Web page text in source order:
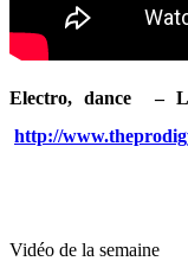
Electro, dance –
http://
Vidéo de la semaine